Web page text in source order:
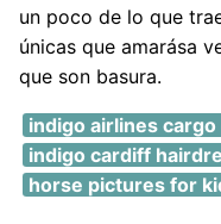
un poco de lo que
únicas que amarása
que son basura.
indigo airlines
indigo cardiff
horse pictures for